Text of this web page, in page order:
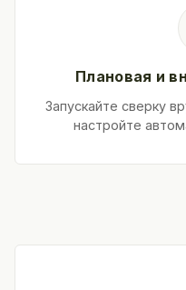
Плановая и
Запускайте сверку
настройте